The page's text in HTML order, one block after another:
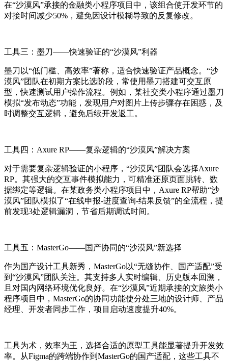
在“沙漠风”承接的金融类小程序项目中，该组合使开发环节的
对接时间减少50%，避免因设计模糊导致的反复修改。
工具三：墨刀——快速验证的“沙漠风”利器
墨刀以“低门槛、高效率”著称，适合快速验证产品概念。“沙
漠风”团队在初期方案比选阶段，常使用墨刀搭建可交互原
型，快速测试用户操作流程。例如，某社交类小程序通过墨刀
模拟“发布动态”功能，发现用户对图片上传步骤存在困惑，及
时调整交互逻辑，避免后续开发返工。
工具四：Axure RP——复杂逻辑的“沙漠风”解决方案
对于需要复杂逻辑验证的小程序，“沙漠风”团队会选择Axure
RP。其强大的交互事件模拟能力，可精准还原页面跳转、数
据绑定等逻辑。在某政务类小程序项目中，Axure RP帮助“沙
漠风”团队模拟了“在线申报-进度查询-结果反馈”的全流程，提
前发现3处逻辑漏洞，节省后期调试时间。
工具五：MasterGo——国产协同的“沙漠风”新选择
作为国产设计工具新秀，MasterGo以“无缝协作、国产适配”受
到“沙漠风”团队关注。其支持多人实时编辑、历史版本回溯，
且对国内网络环境优化良好。在“沙漠风”近期承接的文旅类小
程序项目中，MasterGo的协同功能使分处三地的设计师、产品
经理、开发者同步工作，项目启动速度提升40%。
工具为术，效率为王，选择合适的原型工具能显著提升开发效
率。从Figma的跨端协作到MasterGo的国产适配，这些工具不